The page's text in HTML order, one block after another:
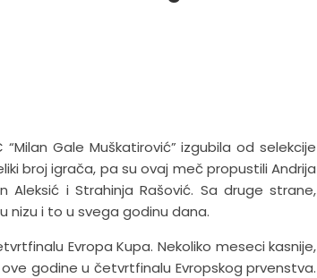
Gale Muškatirović” izgubila od selekcije
broj igrača, pa su ovaj meč propustili Andrija
Aleksić i Strahinja Rašović. Sa druge strane,
nizu i to u svega godinu dana.
Evropa Kupa. Nekoliko meseci kasnije,
godine u četvrtfinalu Evropskog prvenstva.